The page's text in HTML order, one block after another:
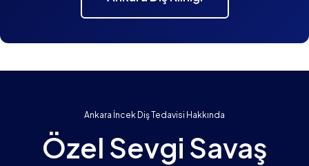
Ankara İncek Diş Tedavisi Hakkında
Özel Sevgi Savaş